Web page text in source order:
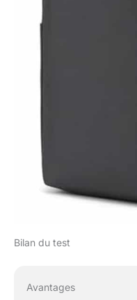
Bilan du test
Avantages